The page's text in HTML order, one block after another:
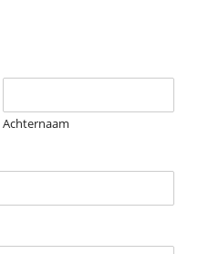
Achternaam